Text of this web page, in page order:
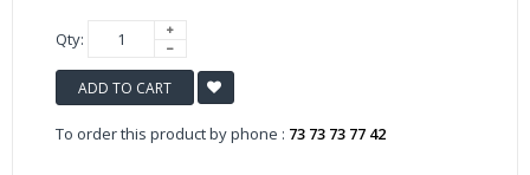
Qty:
ADD TO CART
To order this product by phone : 73 73 73 77 42